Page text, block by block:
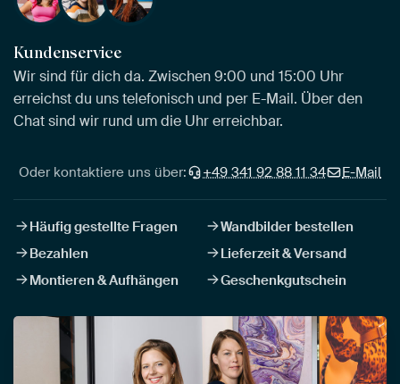
Kundenservice
Wir sind für dich da. Zwischen 9:00 und 15:00 Uhr
erreichst du uns telefonisch und per E-Mail. Über den
Chat sind wir rund um die Uhr erreichbar.
Oder kontaktiere uns über: +49 341 92 88 11 34 E-Mail
Häufig gestellte Fragen
Wandbilder bestellen
Bezahlen
Lieferzeit & Versand
Montieren & Aufhängen
Geschenkgutschein